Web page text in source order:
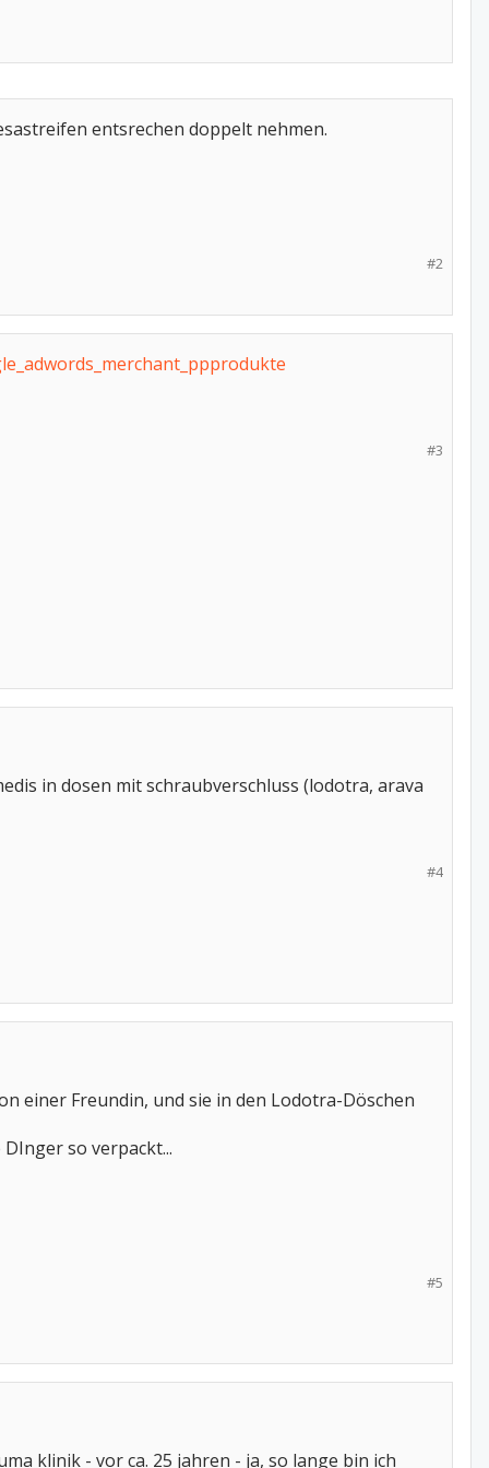
entsrechen doppelt nehmen.
#2
#3
in dosen mit schraubverschluss (lodotra, arava
#4
einer Freundin, und sie in den Lodotra-Döschen
so verpackt...
#5
klinik - vor ca. 25 jahren - ja, so lange bin ich